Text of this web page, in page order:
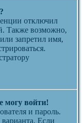
отключил
Также возможно,
запретил имя,
могу войти!
и пароль.
Если